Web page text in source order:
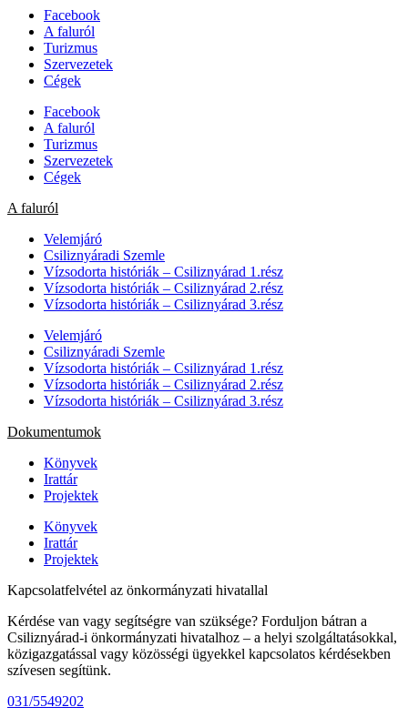
Facebook
A faluról
Turizmus
Szervezetek
Cégek
Facebook
A faluról
Turizmus
Szervezetek
Cégek
A faluról
Velemjáró
Csiliznyáradi Szemle
Vízsodorta históriák – Csiliznyárad 1.rész
Vízsodorta históriák – Csiliznyárad 2.rész
Vízsodorta históriák – Csiliznyárad 3.rész
Velemjáró
Csiliznyáradi Szemle
Vízsodorta históriák – Csiliznyárad 1.rész
Vízsodorta históriák – Csiliznyárad 2.rész
Vízsodorta históriák – Csiliznyárad 3.rész
Dokumentumok
Könyvek
Irattár
Projektek
Könyvek
Irattár
Projektek
Kapcsolatfelvétel az önkormányzati hivatallal
Kérdése van vagy segítségre van szüksége? Forduljon bátran a
Csiliznyárad-i önkormányzati hivatalhoz – a helyi szolgáltatásokkal,
közigazgatással vagy közösségi ügyekkel kapcsolatos kérdésekben
szívesen segítünk.
031/5549202